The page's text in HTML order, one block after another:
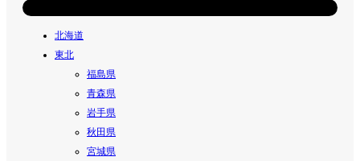
北海道
東北
福島県
青森県
岩手県
秋田県
宮城県